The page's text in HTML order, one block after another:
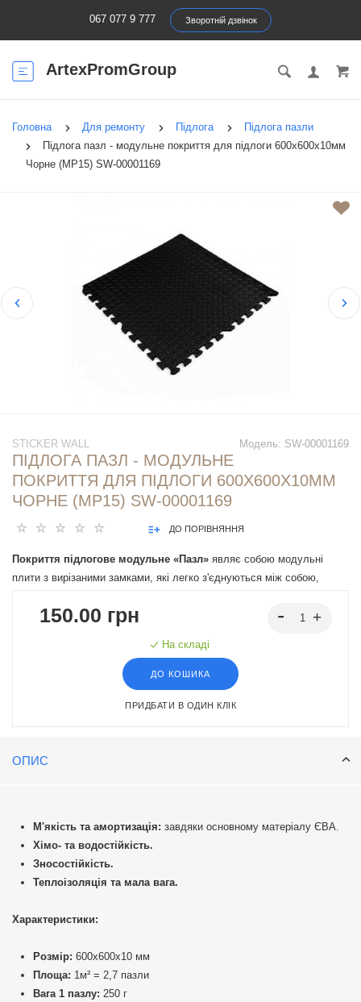
067 077 9 777 Зворотній дзвінок
ArtexPromGroup
Головна Для ремонту Підлога
Підлога пазли
Підлога пазл - модульне покриття для підлоги 600x600x10мм
Чорне (МР15) SW-00001169
Модель: SW-00001169
STICKER WALL
ПІДЛОГА ПАЗЛ - МОДУЛЬНЕ
ПОКРИТТЯ ДЛЯ ПІДЛОГИ 600X600X10ММ
ЧОРНЕ (МР15) SW-00001169
ДО ПОРІВНЯННЯ
Покриття підлогове модульне «Пазл» являє собою модульні
плити з вирізаними замками, які легко з'єднуються між собою,
характеристики підлогового покриття:
150.00 грн
На складі
ДО КОШИКА
ПРИДБАТИ В ОДИН КЛІК
ОПИС
М'якість та амортизація: завдяки основному матеріалу ЄВА.
Хімо- та водостійкість.
Зносостійкість.
Теплоізоляція та мала вага.
Характеристики:
Розмір: 600х600х10 мм
Площа: 1м² = 2,7 пазли
Вага 1 пазлу: 250 г